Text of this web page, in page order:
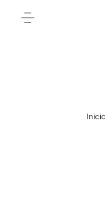
Inicio